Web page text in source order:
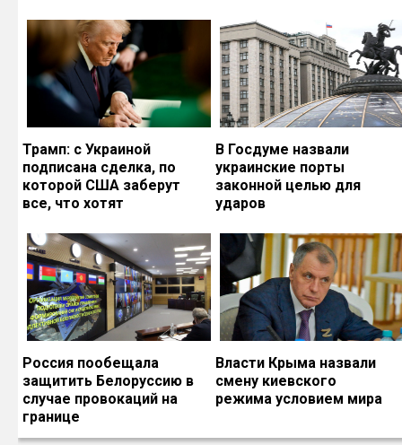
Трамп: с Украиной
подписана сделка, по
которой США заберут
все, что хотят
В Госдуме назвали
украинские порты
законной целью для
ударов
Россия пообещала
защитить Белоруссию в
случае провокаций на
границе
Власти Крыма назвали
смену киевского
режима условием мира